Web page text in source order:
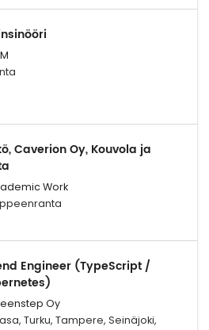
Caverion Oy, Kouvola ja
Work
Engineer (TypeScript /
Oy
Turku, Tampere, Seinäjoki,